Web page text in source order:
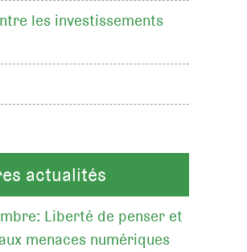
les investissements
actualités
Liberté de penser et
menaces numériques